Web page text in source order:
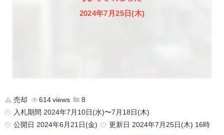
2024年7月25日(木)
売却 614
8
入札期間 2024年7月10日(水)〜7月18日(木)
公開日 2024年6月21日(金) 更新日 2024年7月25日(木) 16時